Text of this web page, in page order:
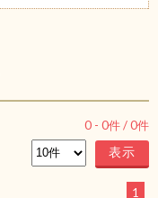
0 - 0件 /0件
1